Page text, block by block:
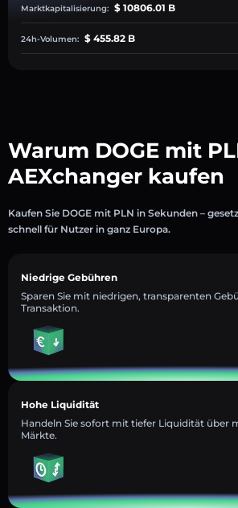
Marktkapitalisierung: $ 10806.01 B
24h-Volumen: $ 455.82 B
Warum DOGE mit
AEXchanger kaufen
Kaufen Sie DOGE mit PLN in Sekunden –
schnell für Nutzer in ganz Europa.
Niedrige Gebühren
Sparen Sie mit niedrigen, transparenten
Transaktion.
Hohe Liquidität
Handeln Sie sofort mit tiefer Liquidität über
Märkte.